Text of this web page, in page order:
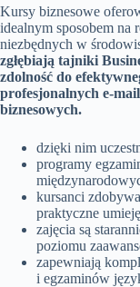
Kursy biznesowe
idealnym sposobem na
niezbędnych w
zgłębiają tajniki
zdolność do
profesjonalnych e-
biznesowych.
dzięki nim
programy
kursanci
praktyczne
zajęcia są
poziomu
zapewniają
i egzaminów